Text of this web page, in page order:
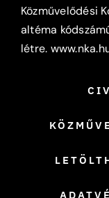
Közművelődési
altéma
létre.